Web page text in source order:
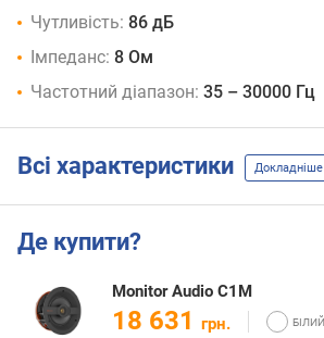
Чутливість: 86 дБ
Імпеданс: 8 Ом
Частотний діапазон: 35 – 30000 Гц
Всі характеристики Докладніше
Де купити?
Monitor Audio C1M
18 631 грн.